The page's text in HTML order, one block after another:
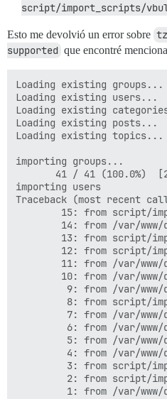
script/import_scripts/
Esto me devolvió un error sobre
supported que encontré
Loading existing groups...
Loading existing users...
Loading existing
Loading existing posts...
Loading existing topics...
importing groups...
41 / 41 (100.0%)
importing users
Traceback (most recent
15: from script/
14: from /var/
13: from script/
12: from script/
11: from /var/
10: from /var/
9: from /var/
8: from script/
7: from /var/
6: from /var/
5: from /var/
4: from /var/
3: from script/
2: from script/
1: from /var/